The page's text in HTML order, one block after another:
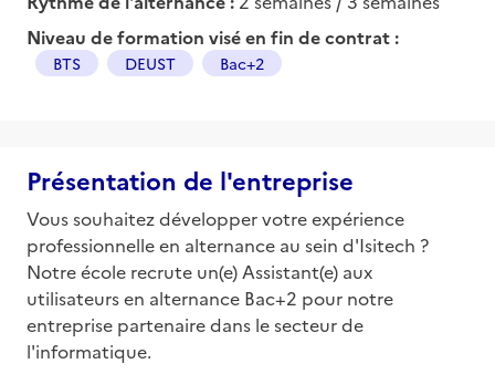
Niveau de formation visé en fin de contrat :
BTS DEUST Bac+2
Présentation de l'entreprise
Vous souhaitez développer votre expérience
professionnelle en alternance au sein d'Isitech ?
Notre école recrute un(e) Assistant(e) aux
utilisateurs en alternance Bac+2 pour notre
entreprise partenaire dans le secteur de
l'informatique.